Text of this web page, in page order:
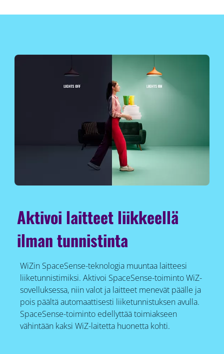
Aktivoi laitteet liikkeellä
ilman tunnistinta
WiZin SpaceSense-teknologia muuntaa laitteesi
liiketunnistimiksi. Aktivoi SpaceSense-toiminto WiZ-
sovelluksessa, niin valot ja laitteet menevät päälle ja
pois päältä automaattisesti liiketunnistuksen avulla.
SpaceSense-toiminto edellyttää toimiakseen
vähintään kaksi WiZ-laitetta huonetta kohti.